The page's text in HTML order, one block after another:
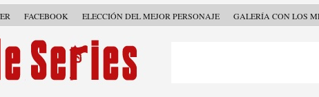
FACEBOOK ELECCIÓN DEL MEJOR PERSONAJE GALERÍA CON LOS